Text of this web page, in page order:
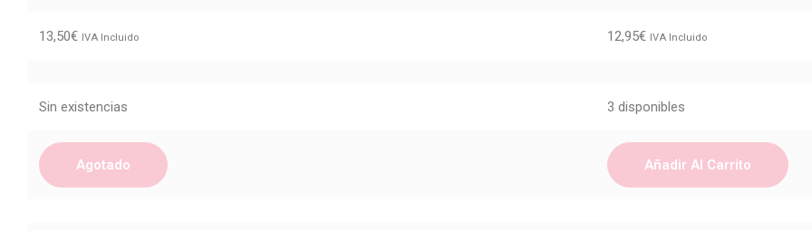
13,50€ IVA Incluido 12,95€ IVA Incluido
Sin existencias 3 disponibles
Agotado Añadir Al Carrito